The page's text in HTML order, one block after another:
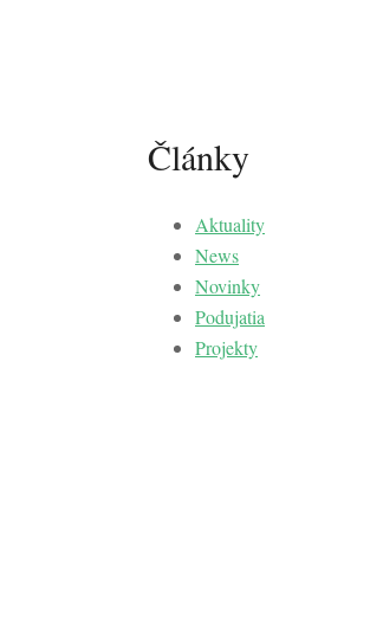
Články
Aktuality
News
Novinky
Podujatia
Projekty